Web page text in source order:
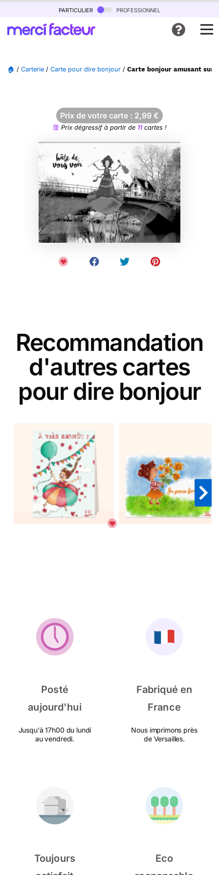
particulier professionnel
🏠 / Carterie / Carte pour dire bonjour / Carte bonjour amusant sur
Prix de votre carte : 2,99 €
Prix dégressif à partir de 11cartes !
Recommandation
d'autres cartes
pour dire bonjour
Posté
aujourd'hui
Jusqu'à 17h00 du lundi
au vendredi.
Fabriqué en
France
Nous imprimons près
de Versailles.
Toujours
Eco